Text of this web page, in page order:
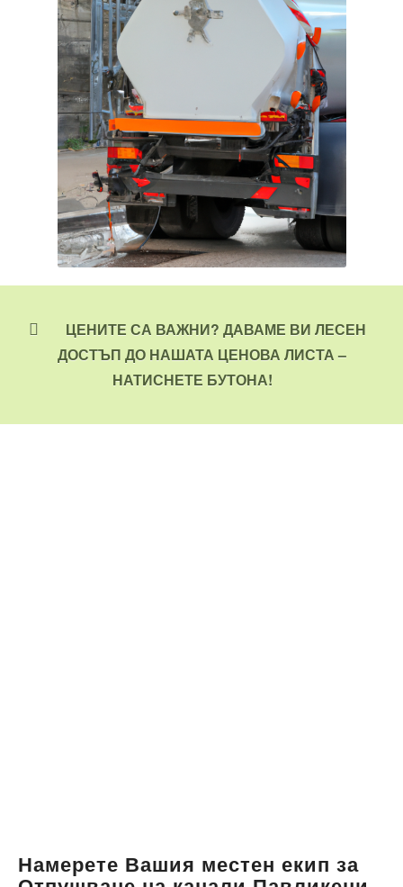
ЦЕНИТЕ СА ВАЖНИ? ДАВАМЕ ВИ ЛЕСЕН
ДОСТЪП ДО НАШАТА ЦЕНОВА ЛИСТА –
НАТИСНЕТЕ БУТОНА!
Намерете Вашия местен екип за